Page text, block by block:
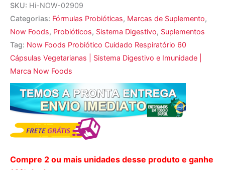
SKU: Hi-NOW-02909
Categorias: Fórmulas Probióticas, Marcas de Suplemento,
Now Foods, Probióticos, Sistema Digestivo, Suplementos
Tag: Now Foods Probiótico Cuidado Respiratório 60
Cápsulas Vegetarianas | Sistema Digestivo e Imunidade |
Marca Now Foods
Compre 2 ou mais unidades desse produto e ganhe